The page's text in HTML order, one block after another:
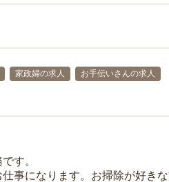
家政婦の求人
お手伝いさんの求人
す。
事になります。お掃除が好き